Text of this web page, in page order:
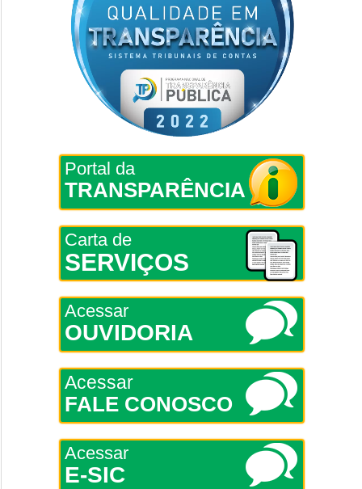
Portal da
TRANSPARÊNCIA
Carta de
SERVIÇOS
Acessar
OUVIDORIA
Acessar
FALE CONOSCO
Acessar
E-SIC